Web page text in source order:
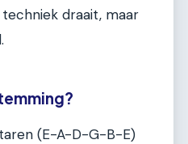
draait, maar
(E-A-D-G-B-E)